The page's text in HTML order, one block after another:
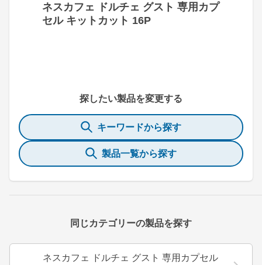
ネスカフェ ドルチェ グスト 専用カプ
セル キットカット 16P
探したい製品を変更する
キーワードから探す
製品一覧から探す
同じカテゴリーの製品を探す
ネスカフェ ドルチェ グスト 専用カプセル